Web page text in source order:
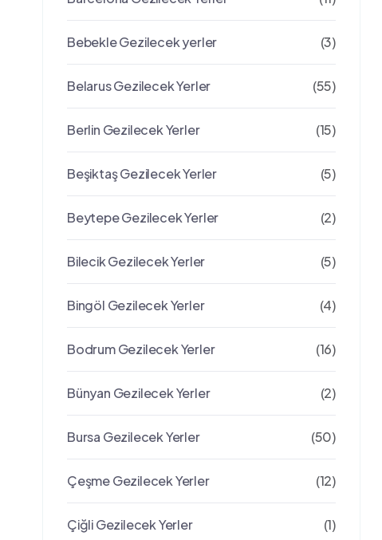
Bebekle Gezilecek yerler (3)
Belarus Gezilecek Yerler (55)
Berlin Gezilecek Yerler (15)
Beşiktaş Gezilecek Yerler (5)
Beytepe Gezilecek Yerler (2)
Bilecik Gezilecek Yerler (5)
Bingöl Gezilecek Yerler (4)
Bodrum Gezilecek Yerler (16)
Bünyan Gezilecek Yerler (2)
Bursa Gezilecek Yerler (50)
Çeşme Gezilecek Yerler (12)
Çiğli Gezilecek Yerler (1)